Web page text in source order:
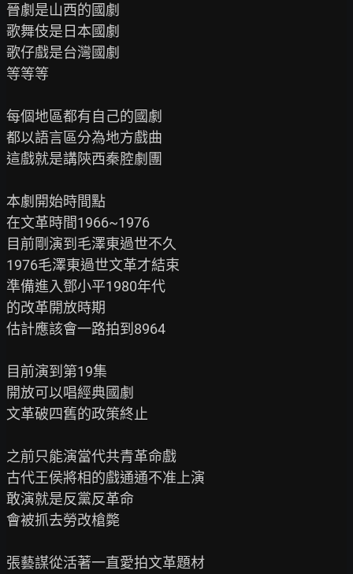
晉劇是山西的國劇
歌舞伎是日本國劇
歌仔戲是台灣國劇
等等等
每個地區都有自己的國劇
都以語言區分為地方戲曲
這戲就是講陝西秦腔劇團
本劇開始時間點
在文革時間1966~1976
目前剛演到毛澤東過世不久
1976毛澤東過世文革才結束
準備進入鄧小平1980年代
的改革開放時期
估計應該會一路拍到8964
目前演到第19集
開放可以唱經典國劇
文革破四舊的政策終止
之前只能演當代共青革命戲
古代王侯將相的戲通通不准上演
敢演就是反黨反革命
會被抓去勞改槍斃
張藝謀從活著一直愛拍文革題材